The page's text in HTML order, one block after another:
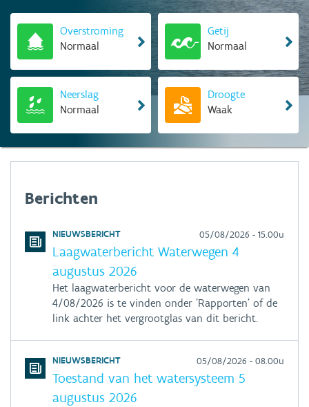
Overstroming
Normaal
Getij
Normaal
Neerslag
Normaal
Droogte
Waak
Berichten
NIEUWSBERICHT 05/08/2026 - 15.00u
Laagwaterbericht Waterwegen 4
augustus 2026
Het laagwaterbericht voor de waterwegen van
4/08/2026 is te vinden onder 'Rapporten' of de
link achter het vergrootglas van dit bericht.
NIEUWSBERICHT 05/08/2026 - 08.00u
Toestand van het watersysteem 5
augustus 2026